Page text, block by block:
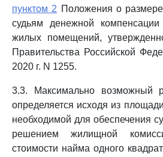
пунктом 2 Положения о
судьям денежной
жилых помещений,
Правительства Российской
2020 г. N 1255.
3.3. Максимально возможный
определяется исходя из
необходимой для обеспечения
решением жилищной
стоимости найма одного